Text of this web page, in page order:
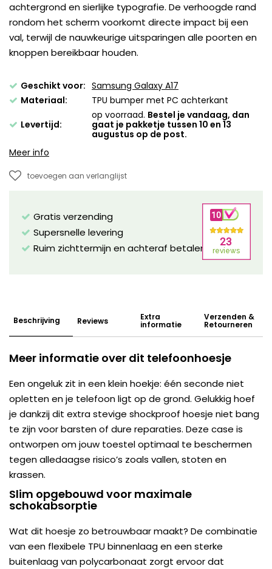
achtergrond en sierlijke typografie. De verhoogde rand
rondom het scherm voorkomt directe impact bij een
val, terwijl de nauwkeurige uitsparingen alle poorten en
knoppen bereikbaar houden.
Geschikt voor: Samsung Galaxy A17
Materiaal:
TPU bumper met PC achterkant
Levertijd:
op voorraad. Bestel je vandaag, dan
gaat je pakketje tussen 10 en 13
augustus op de post.
Meer info
toevoegen aan verlanglijst
Gratis verzending
Supersnelle levering
Ruim zichttermijn en achteraf betalen mogelijk!
Beschrijving Reviews Extra
informatie
Verzenden &
Retourneren
Meer informatie over dit telefoonhoesje
Een ongeluk zit in een klein hoekje: één seconde niet
opletten en je telefoon ligt op de grond. Gelukkig hoef
je dankzij dit extra stevige shockproof hoesje niet bang
te zijn voor barsten of dure reparaties. Deze case is
ontworpen om jouw toestel optimaal te beschermen
tegen alledaagse risico’s zoals vallen, stoten en
krassen.
Slim opgebouwd voor maximale
schokabsorptie
Wat dit hoesje zo betrouwbaar maakt? De combinatie
van een flexibele TPU binnenlaag en een sterke
buitenlaag van polycarbonaat zorgt ervoor dat